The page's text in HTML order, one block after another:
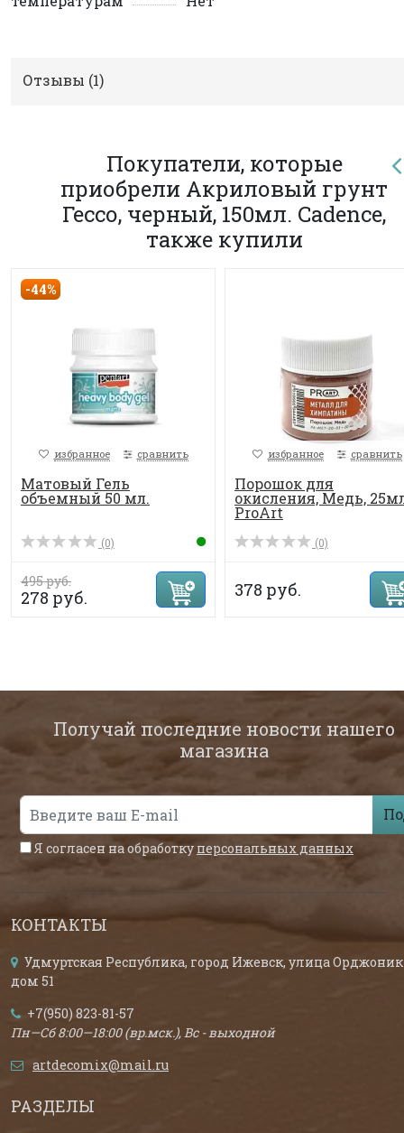
Отзывы (1)
Покупатели, которые
приобрели Акриловый грунт
Гессо, черный, 150мл. Cadence,
также купили
-44%
избранное сравнить
Матовый Гель
объемный 50 мл.
(0)
495 руб.
278 руб.
избранное сравнить
Порошок для
окисления, Медь,
ProArt
(0)
378 руб.
Получай последние новости нашего
магазина
Я согласен на обработку персональных данных
КОНТАКТЫ
Удмуртская Республика, город Ижевск, улица
дом 51
+7(950) 823-81-57
Пн—Сб 8:00—18:00 (вр.мск.), Вс - выходной
artdecomix@mail.ru
РАЗДЕЛЫ